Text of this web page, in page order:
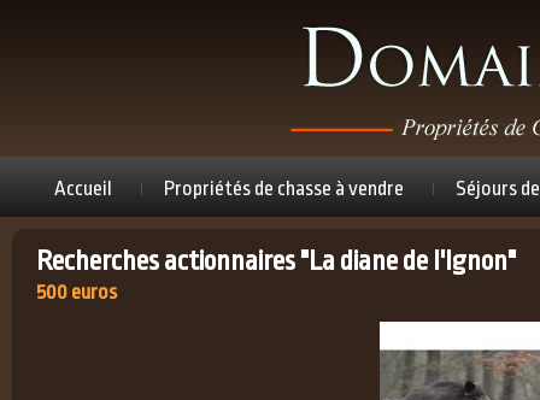
Accueil Propriétés de chasse à vendre Séjours
Recherches actionnaires "La diane de l'Ignon"
500 euros